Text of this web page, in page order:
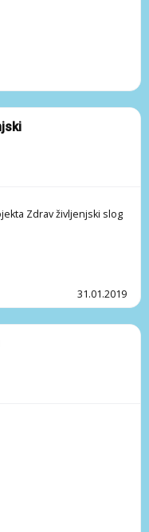
Zdrav življenjski slog
31.01.2019